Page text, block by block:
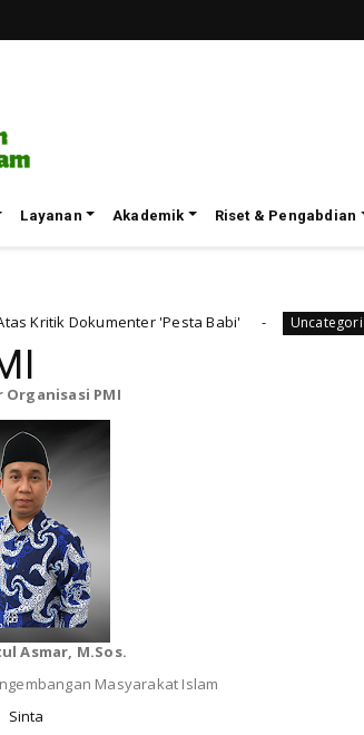
Layanan Akademik Riset & Pengabdian
'Pesta Babi' Uncategorized HM-PS PMI
PMI
Asmar, M.Sos.
Masyarakat Islam
Sinta